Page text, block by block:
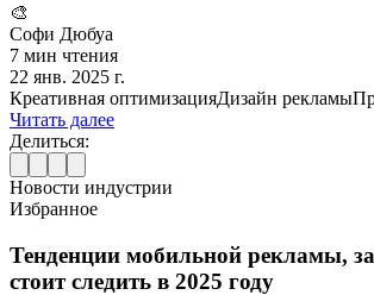
🎨
Софи Дюбуа
7 мин чтения
22 янв. 2025 г.
Креативная оптимизацияДизайн рекламы
Читать далее
Делиться:
Новости индустрии
Избранное
Тенденции мобильной рекламы,
стоит следить в 2025 году